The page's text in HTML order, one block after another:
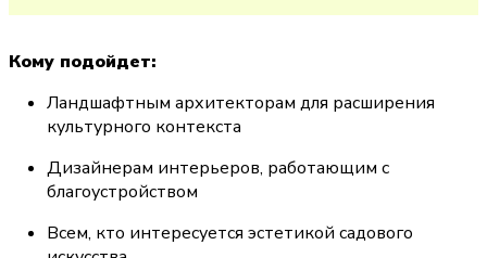
Кому подойдет:
Ландшафтным архитекторам для расширения
культурного контекста
Дизайнерам интерьеров, работающим с
благоустройством
Всем, кто интересуется эстетикой садового